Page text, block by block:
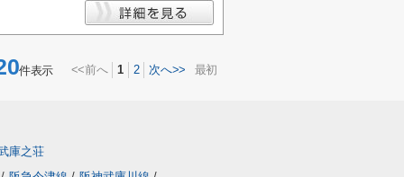
件表示 <<前へ 1 2 次へ>> 最初
庫之荘